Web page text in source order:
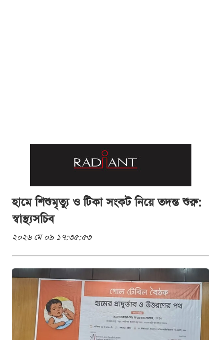
হামে শিশুমৃত্যু ও টিকা সংকট নিয়ে তদন্ত শুরু:
স্বাস্থ্যসচিব
২০২৬ মে ০৯ ১৭:৩৫:৫৩